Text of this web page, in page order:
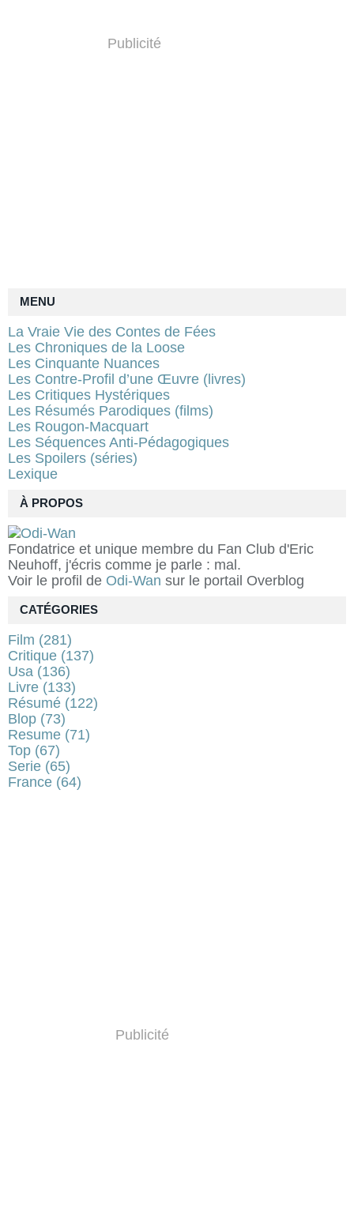
À PROPOS
Fondatrice et unique membre du Fan Club d'Eric
Neuhoff, j'écris comme je parle : mal.
Voir le profil de Odi-Wan sur le portail Overblog
Publicité
MENU
La Vraie Vie des Contes de Fées
Les Chroniques de la Loose
Les Cinquante Nuances
Les Contre-Profil d’une Œuvre (livres)
Les Critiques Hystériques
Les Résumés Parodiques (films)
Les Rougon-Macquart
Les Séquences Anti-Pédagogiques
Les Spoilers (séries)
Lexique
CATÉGORIES
Film (281)
Critique (137)
Usa (136)
Livre (133)
Résumé (122)
Blop (73)
Resume (71)
Top (67)
Serie (65)
France (64)
Publicité